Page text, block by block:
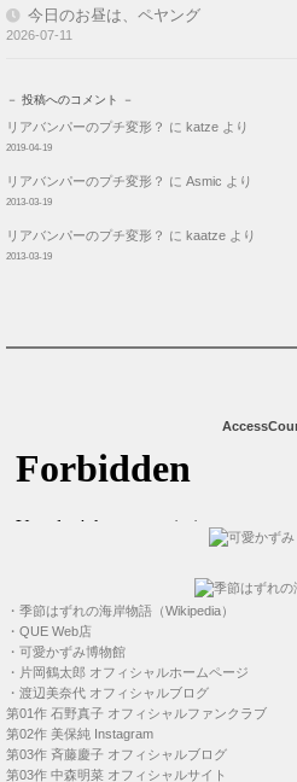
今日のお昼は、ペヤング
2026-07-11
－ 投稿へのコメント －
リアバンパーのプチ変形？ に katze より
2019-04-19
リアバンパーのプチ変形？ に Asmic より
2013-03-19
リアバンパーのプチ変形？ に kaatze より
2013-03-19
・ 季節はずれの海岸物語（Wikipedia）
・ QUE Web店
・ 可愛かずみ博物館
・ 片岡鶴太郎 オフィシャルホームページ
・ 渡辺美奈代 オフィシャルブログ
第01作 石野真子 オフィシャルファンクラブ
第02作 美保純 Instagram
第03作 斉藤慶子 オフィシャルブログ
第03作 中森明菜 オフィシャルサイト